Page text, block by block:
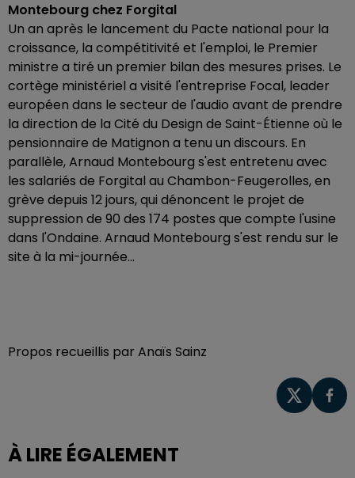
Montebourg chez Forgital
Un an après le lancement du Pacte national pour la
croissance, la compétitivité et l'emploi, le Premier
ministre a tiré un premier bilan des mesures prises. Le
cortège ministériel a visité l'entreprise Focal, leader
européen dans le secteur de l'audio avant de prendre
la direction de la Cité du Design de Saint-Étienne où le
pensionnaire de Matignon a tenu un discours. En
parallèle, Arnaud Montebourg s'est entretenu avec
les salariés de Forgital au Chambon-Feugerolles, en
grève depuis 12 jours, qui dénoncent le projet de
suppression de 90 des 174 postes que compte l'usine
dans l'Ondaine. Arnaud Montebourg s'est rendu sur le
site à la mi-journée...
Propos recueillis par Anaïs Sainz
À LIRE ÉGALEMENT